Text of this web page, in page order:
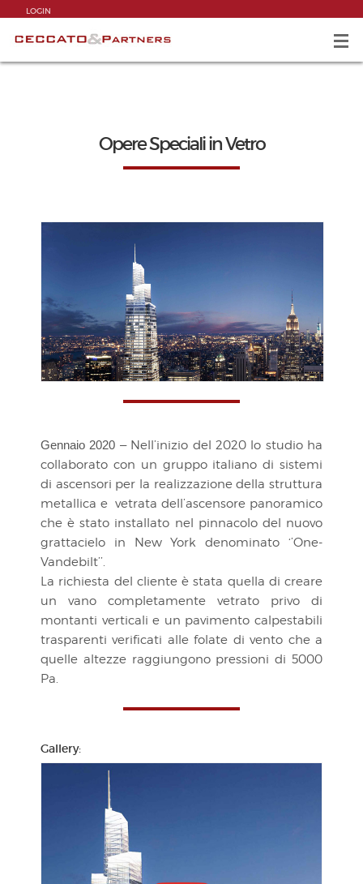
LOGIN
Opere Speciali in Vetro
Gennaio 2020 – Nell’inizio del 2020 lo studio ha
collaborato con un gruppo italiano di sistemi
di ascensori per la realizzazione della struttura
metallica e vetrata dell’ascensore panoramico
che è stato installato nel pinnacolo del nuovo
grattacielo in New York denominato ‘’One-
Vandebilt’’.
La richiesta del cliente è stata quella di creare
un vano completamente vetrato privo di
montanti verticali e un pavimento calpestabili
trasparenti verificati alle folate di vento che a
quelle altezze raggiungono pressioni di 5000
Pa.
Gallery: